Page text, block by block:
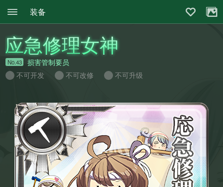
装备
应急修理女神
No.43
损害管制要员
不可开发
不可改修 不可升级